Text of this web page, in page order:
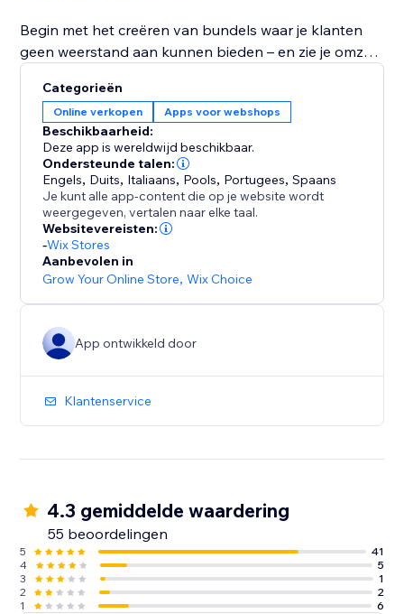
Begin met het creëren van bundels waar je klanten
geen weerstand aan kunnen bieden – en zie je omzet
Categorieën
Online verkopen Apps voor webshops
Beschikbaarheid:
Deze app is wereldwijd beschikbaar.
Ondersteunde talen:
Engels, Duits, Italiaans, Pools, Portugees,Spaans
Je kunt alle app-content die op je website wordt
weergegeven, vertalen naar elke taal.
Websitevereisten:
-Wix Stores
Aanbevolen in
Grow Your Online Store,Wix Choice
App ontwikkeld door
Klantenservice
4.3 gemiddelde waardering
55 beoordelingen
5
41
4
5
3
1
2
2
1
6